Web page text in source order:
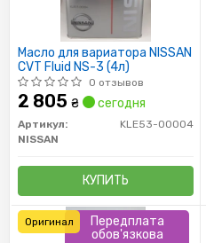
Масло для вариатора NISSAN
CVT Fluid NS-3 (4л)
0 отзывов
2 805 ₴ сегодня
Артикул:
KLE53-00004
NISSAN
КУПИТЬ
Передплата
обов'язкова
Оригинал